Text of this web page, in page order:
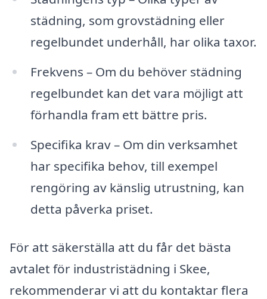
städning, som grovstädning eller
regelbundet underhåll, har olika taxor.
Frekvens – Om du behöver städning
regelbundet kan det vara möjligt att
förhandla fram ett bättre pris.
Specifika krav – Om din verksamhet
har specifika behov, till exempel
rengöring av känslig utrustning, kan
detta påverka priset.
För att säkerställa att du får det bästa
avtalet för industristädning i Skee,
rekommenderar vi att du kontaktar flera